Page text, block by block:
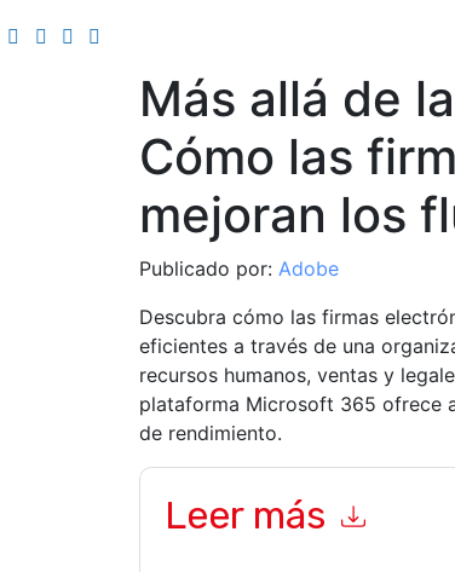
Más allá de
Cómo las
mejoran los
Publicado por: Adobe
Descubra cómo las firmas
eficientes a través de una
recursos humanos, ventas y
plataforma Microsoft 365 ofrece
de rendimiento.
Leer más